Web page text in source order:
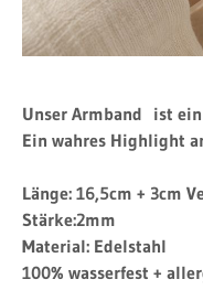
Unser Armband ist
Ein wahres Highlight
Länge: 16,5cm + 3cm
Stärke:2mm
Material: Edelstahl
100% wasserfest +